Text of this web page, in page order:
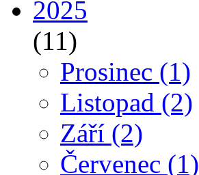
2025
(11)
Prosinec (1)
Listopad (2)
Září (2)
Červenec (1)